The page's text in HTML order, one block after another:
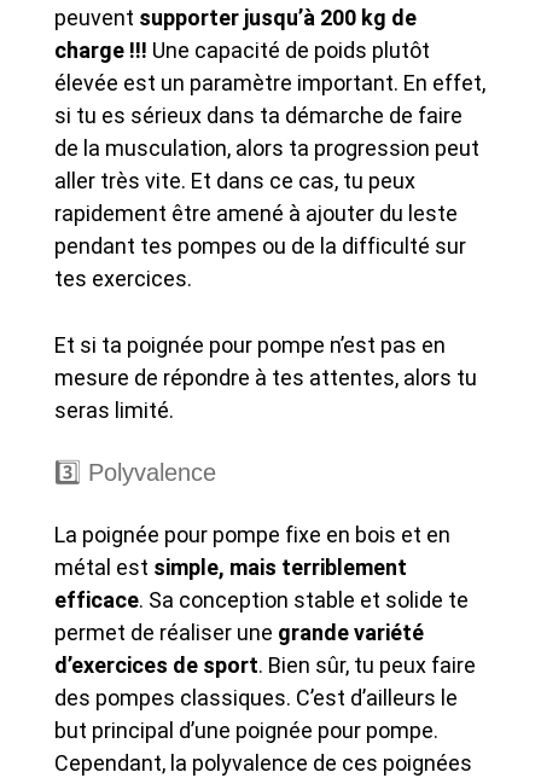
peuvent supporter jusqu’à 200 kg de
charge !!! Une capacité de poids plutôt
élevée est un paramètre important. En effet,
si tu es sérieux dans ta démarche de faire
de la musculation, alors ta progression peut
aller très vite. Et dans ce cas, tu peux
rapidement être amené à ajouter du leste
pendant tes pompes ou de la difficulté sur
tes exercices.
Et si ta poignée pour pompe n’est pas en
mesure de répondre à tes attentes, alors tu
seras limité.
3️⃣ Polyvalence
La poignée pour pompe fixe en bois et en
métal est simple, mais terriblement
efficace. Sa conception stable et solide te
permet de réaliser une grande variété
d’exercices de sport. Bien sûr, tu peux faire
des pompes classiques. C’est d’ailleurs le
but principal d’une poignée pour pompe.
Cependant, la polyvalence de ces poignées